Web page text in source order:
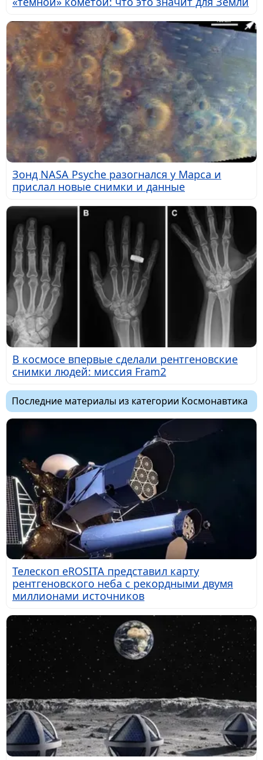
Зонд NASA Psyche разогнался у Марса и
прислал новые снимки и данные
В космосе впервые сделали рентгеновские
снимки людей: миссия Fram2
Последние материалы из категории Космонавтика
Телескоп eROSITA представил карту
рентгеновского неба с рекордными двумя
миллионами источников